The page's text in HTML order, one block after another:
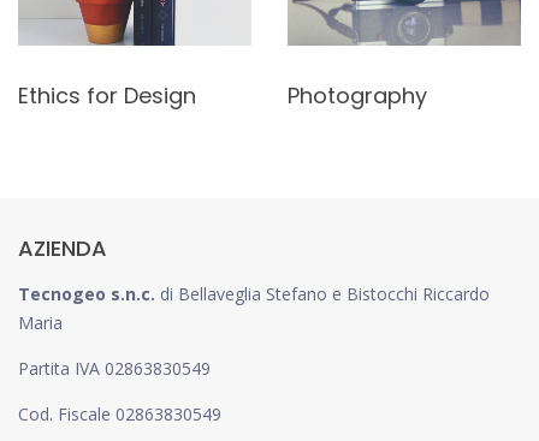
Ethics for Design Photography
AZIENDA
Tecnogeo s.n.c. di Bellaveglia Stefano e Bistocchi Riccardo
Maria
Partita IVA 02863830549
Cod. Fiscale 02863830549